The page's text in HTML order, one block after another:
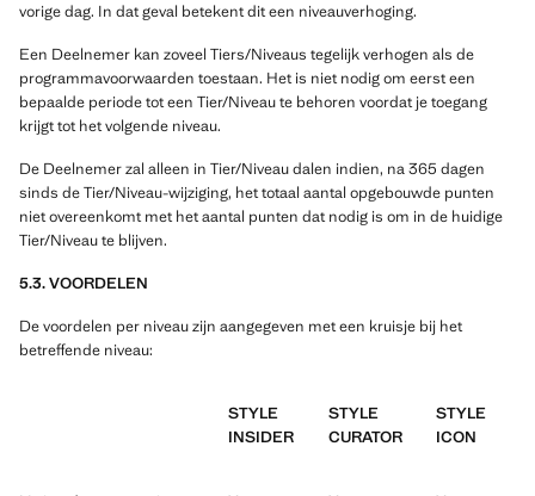
vorige dag. In dat geval betekent dit een niveauverhoging.
Een Deelnemer kan zoveel Tiers/Niveaus tegelijk verhogen als de
programmavoorwaarden toestaan. Het is niet nodig om eerst een
bepaalde periode tot een Tier/Niveau te behoren voordat je toegang
krijgt tot het volgende niveau.
De Deelnemer zal alleen in Tier/Niveau dalen indien, na 365 dagen
sinds de Tier/Niveau-wijziging, het totaal aantal opgebouwde punten
niet overeenkomt met het aantal punten dat nodig is om in de huidige
Tier/Niveau te blijven.
5.3. VOORDELEN
De voordelen per niveau zijn aangegeven met een kruisje bij het
betreffende niveau:
STYLE
INSIDER
STYLE
CURATOR
STYLE
ICON